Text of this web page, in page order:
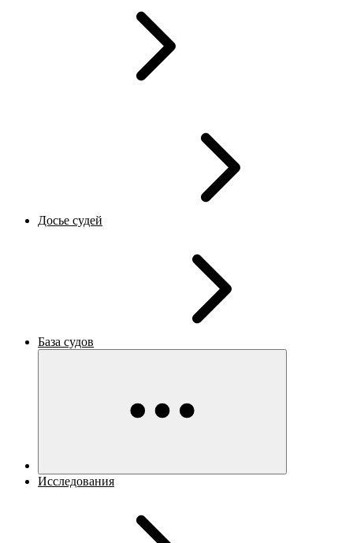
Досье судей
База судов
Исследования